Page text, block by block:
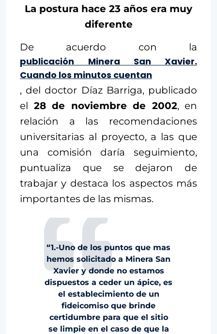
La postura hace 23 años era muy
diferente
De acuerdo con la
publicación
Minera San Xavier.
Cuando los minutos cuentan
, del doctor Díaz Barriga, publicado
el 28 de noviembre de 2002, en
relación a las recomendaciones
universitarias al proyecto, a las que
una comisión daría seguimiento,
puntualiza que se dejaron de
trabajar y destaca los aspectos más
importantes de las mismas.
“1.-Uno de los puntos que mas
hemos solicitado a Minera San
Xavier y donde no estamos
dispuestos a ceder un ápice, es
el establecimiento de un
fideicomiso que brinde
certidumbre para que el sitio
se limpie en el caso de que la